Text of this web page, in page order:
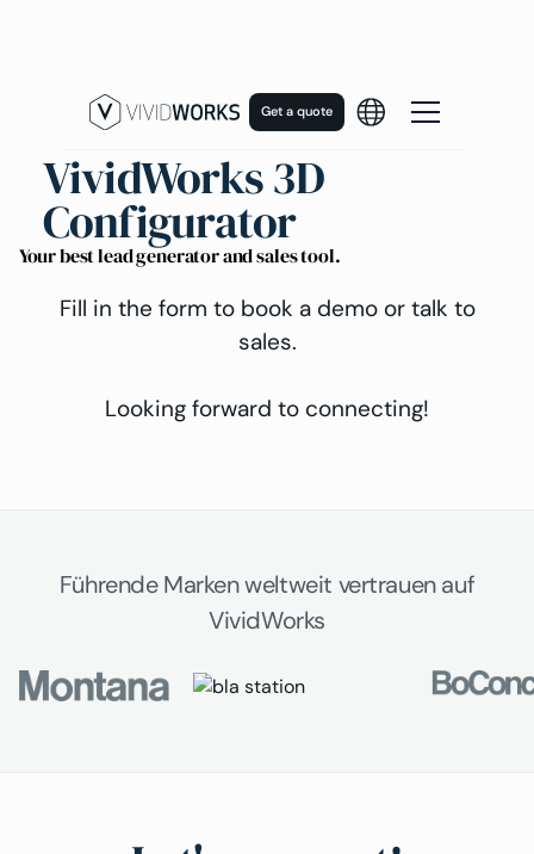
Get a quote
VividWorks 3D
Configurator
Your best lead generator and sales tool.
Fill in the form to book a demo or talk to
sales.
Looking forward to connecting!
Führende Marken weltweit vertrauen auf
VividWorks